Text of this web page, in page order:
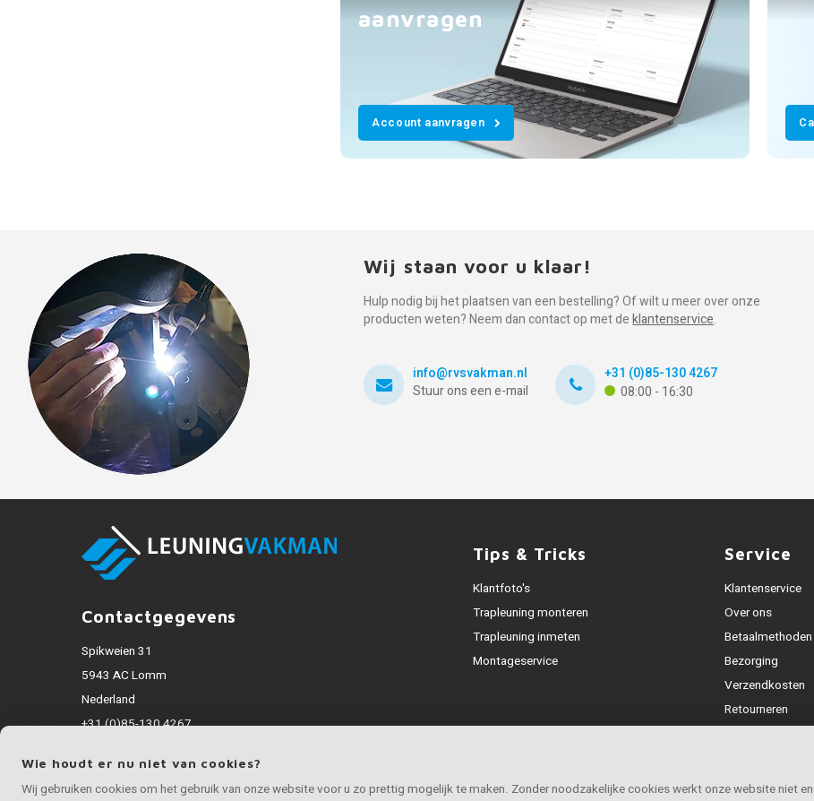
aanvragen
Account aanvragen
Wij staan voor u klaar!
Hulp nodig bij het plaatsen van een bestelling? Of wilt u meer over onze
producten weten? Neem dan contact op met deklantenservice.
info@rvsvakman.nl
Stuur ons een e-mail
+31 (0)85-130 4267
08:00 - 16:30
Contactgegevens
Spikweien 31
5943 AC Lomm
Nederland
+31 (0)85-130 4267
Alle bedragen zijn incl. BTW
Tips & Tricks
Klantfoto's
Trapleuning monteren
Trapleuning inmeten
Montageservice
Service
Klantenservice
Over ons
Betaalmethoden
Bezorging
Verzendkosten
Retourneren
Openingstijden
Wie houdt er nu niet van cookies?
Wij gebruiken cookies om het gebruik van onze website voor u zo prettig mogelijk te maken. Zonder noodzakelijke cookies werkt onze website niet